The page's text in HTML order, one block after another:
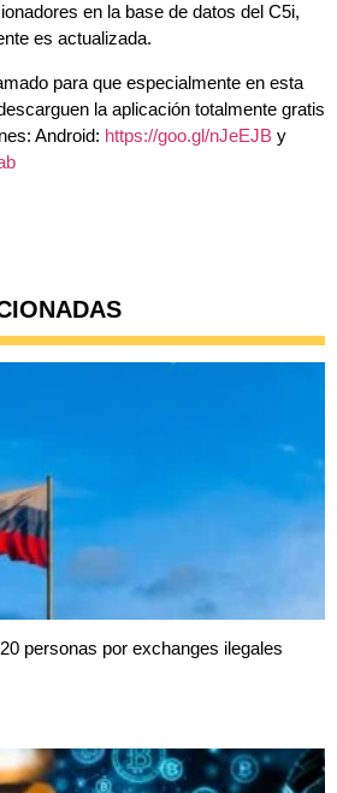
en la base de datos del C5i,
es actualizada.
para que especialmente en esta
la aplicación totalmente gratis
Android: https://goo.gl/nJeEJB y
personas por exchanges ilegales